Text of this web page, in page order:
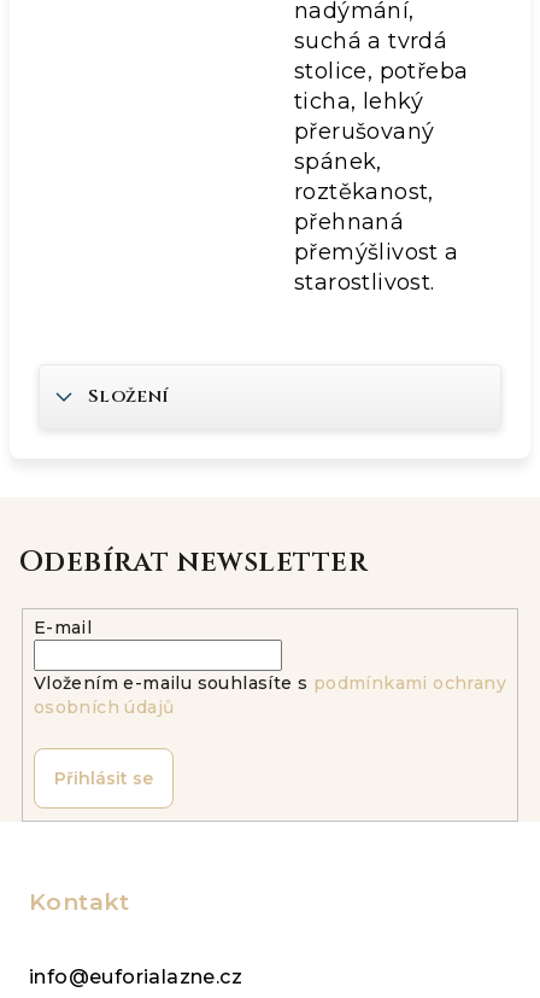
nadýmání,
suchá a tvrdá
stolice, potřeba
ticha, lehký
přerušovaný
spánek,
roztěkanost,
přehnaná
přemýšlivost a
starostlivost.
Složení
Odebírat newsletter
E-mail
Vložením e-mailu souhlasíte s podmínkami ochrany
osobních údajů
Přihlásit se
Kontakt
info@euforialazne.cz